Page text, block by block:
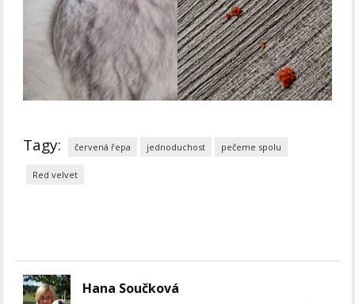
Tagy: červená řepa jednoduchost pečeme spolu
Red velvet
Hana Součková